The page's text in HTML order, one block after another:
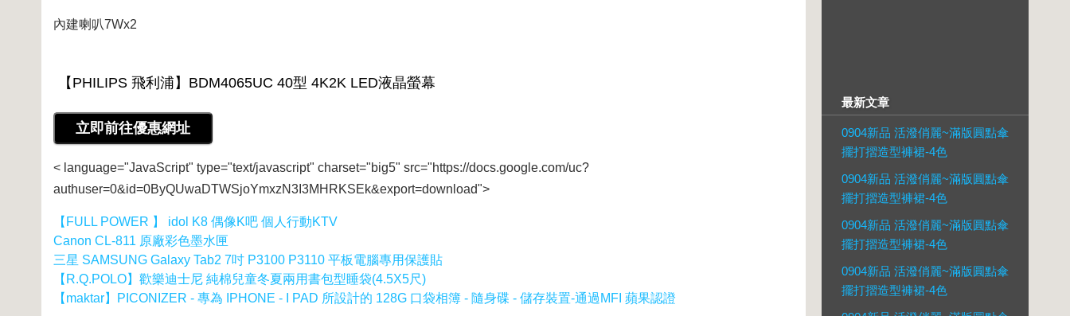
內建喇叭7Wx2
< language="JavaScript" type="text/javascript" charset="big5" src="https://docs.google.com/uc?
authuser=0&id=0ByQUwaDTWSjoYmxzN3I3MHRKSEk&export=download">
【FULL POWER 】 idol K8 偶像K吧 個人行動KTV
Canon CL-811 原廠彩色墨水匣
三星 SAMSUNG Galaxy Tab2 7吋 P3100 P3110 平板電腦專用保護貼
【R.Q.POLO】歡樂迪士尼 純棉兒童冬夏兩用書包型睡袋(4.5X5尺)
【maktar】PICONIZER - 專為 IPHONE - I PAD 所設計的 128G 口袋相簿 - 隨身碟 - 儲存裝置-通過MFI 蘋果認證
最新文章
0904新品 活潑俏麗~滿版圓點傘
擺打摺造型褲裙-4色
0904新品 活潑俏麗~滿版圓點傘
擺打摺造型褲裙-4色
0904新品 活潑俏麗~滿版圓點傘
擺打摺造型褲裙-4色
0904新品 活潑俏麗~滿版圓點傘
擺打摺造型褲裙-4色